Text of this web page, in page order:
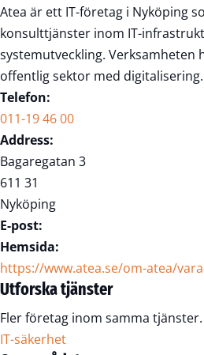
Atea är ett IT-företag i Nyköping
konsulttjänster inom IT-
systemutveckling. Verksamheten
offentlig sektor med digitalisering.
Telefon:
011-19 46 00
Address:
Bagaregatan 3
611 31
Nyköping
E-post:
Hemsida:
https://www.atea.se/om-atea/
Utforska tjänster
Fler företag inom samma tjänster.
IT-säkerhet